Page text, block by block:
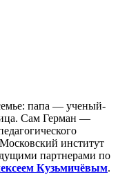
папа — ученый-
Сам Герман —
институт
партнерами по
Кузьмичёвым.